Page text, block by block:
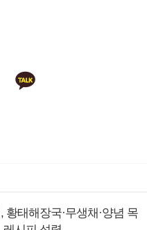
황태해장국·무생채·양념 목